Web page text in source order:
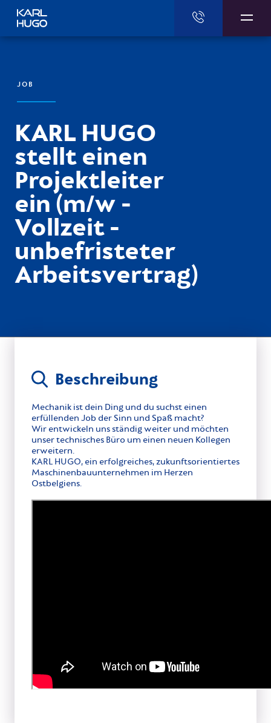
JOB
KARL HUGO
stellt einen
Projektleiter
ein (m/w -
Vollzeit -
unbefristeter
Arbeitsvertrag)
Beschreibung
Mechanik ist dein Ding und du suchst einen
erfüllenden Job der Sinn und Spaß macht?
Wir entwickeln uns ständig weiter und möchten
unser technisches Büro um einen neuen Kollegen
erweitern.
KARL HUGO, ein erfolgreiches, zukunftsorientiertes
Maschinenbauunternehmen im Herzen
Ostbelgiens.
Karl Hugo